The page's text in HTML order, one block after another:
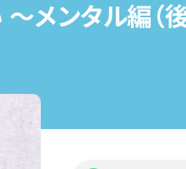
メンタル編（